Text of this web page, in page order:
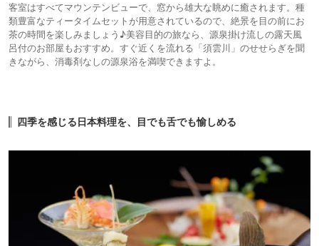
客室はすべてマウンテンビューで、窓から雄大な眺めに癒されます。種
類豊富なティータイムセットが用意されているので、絶景を目の前にお
茶の時間を楽しみましょう♪美容目的の旅なら、源泉掛け流しの露天風
呂付のお部屋もおすすめ。すぐ近くを流れる「須雲川」のせせらぎを聞
きながら、消毒剤なしの源泉浴を満喫できますよ。
四季を感じる日本料理を、目でも舌でも愉しめる